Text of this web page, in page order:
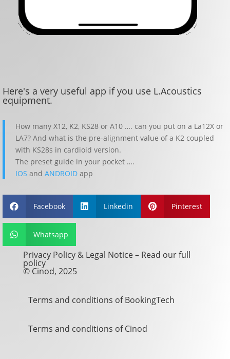
Here's a very useful app if you use L.Acoustics
equipment.
How many X12, K2, KS28 or A10 …. can you put on a La12X or
LA7? And what is the pre-alignment value of a K2 coupled
with KS28s in cardioid version.
The preset guide in your pocket ….
IOS andANDROID app
 Facebook  Linkedin  Pinterest
 Whatsapp
Privacy Policy & Legal Notice – Read our full
policy
© Cinod, 2025
Terms and conditions of BookingTech
Terms and conditions of Cinod